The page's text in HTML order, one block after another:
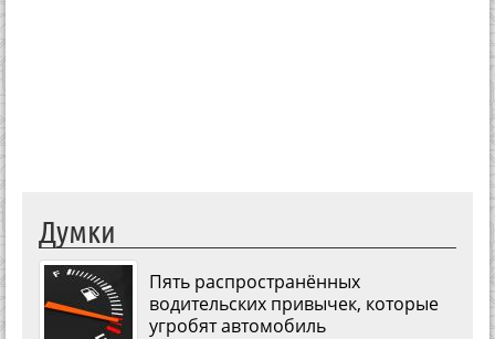
Думки
Пять распространённых
водительских привычек, которые
угробят автомобиль